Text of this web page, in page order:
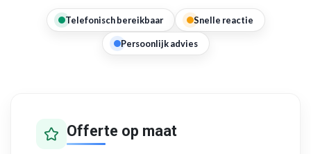
Telefonisch bereikbaar Snelle reactie
Persoonlijk advies
Offerte op maat